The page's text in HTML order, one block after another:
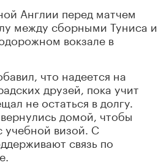
Англии перед матчем
между сборными Туниса и
вокзале в
что надеется на
друзей, пока учит
не остаться в долгу.
домой, чтобы
учебной визой. С
связь по